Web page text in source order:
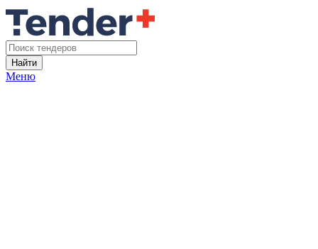
Найти
Меню